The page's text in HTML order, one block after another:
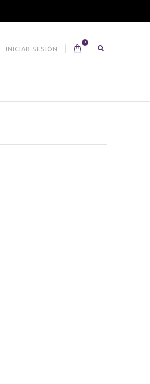
0
INICIAR SESIÓN